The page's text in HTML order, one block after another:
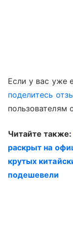
Если у вас уже
поделитесь
пользователям
Читайте также:
раскрыт на
крутых
подешевели